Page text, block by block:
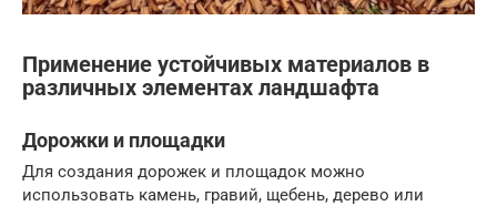
Применение устойчивых материалов в
различных элементах ландшафта
Дорожки и площадки
Для создания дорожек и площадок можно
использовать камень, гравий, щебень, дерево или